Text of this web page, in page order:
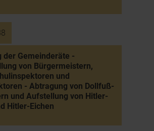
der Gemeinderäte -
von Bürgermeistern,
und
- Abtragung von Dollfuß-
und Aufstellung von Hitler-
Hitler-Eichen